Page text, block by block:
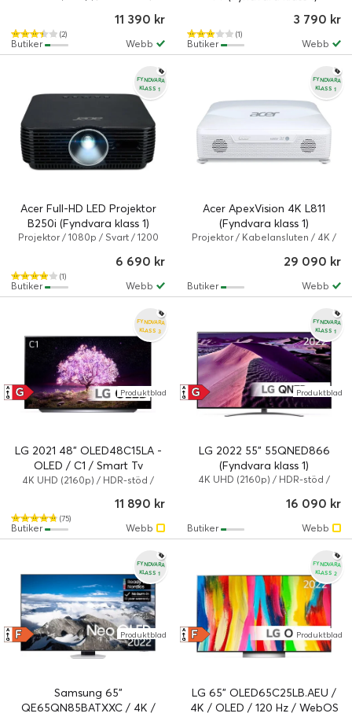
(2)
11 390 kr
Webb
Butiker
(1)
3 790 kr
Webb
Butiker
FYNDVARA
KLASS 1
Acer Full-HD LED Projektor
B250i (Fyndvara klass 1)
Projektor / 1080p / Svart / 1200
(1)
6 690 kr
Webb
Butiker
FYNDVARA
KLASS 1
Acer ApexVision 4K L811
(Fyndvara klass 1)
Projektor / Kabelansluten / 4K /
29 090 kr
Webb
Butiker
FYNDVARA
KLASS 3
LG 2021 48" OLED48C15LA -
OLED / C1 / Smart Tv
(Fyndvara klass 3)
4K UHD (2160p) / HDR-stöd /
G
A
↑
G Produktblad
(75)
11 890 kr
Webb
Butiker
FYNDVARA
KLASS 1
LG 2022 55" 55QNED866
(Fyndvara klass 1)
4K UHD (2160p) / HDR-stöd /
G
A
↑
G Produktblad
16 090 kr
Webb
Butiker
FYNDVARA
KLASS 1
Samsung 65"
QE65QN85BATXXC / 4K /
F
A
↑
G Produktblad
FYNDVARA
KLASS 2
LG 65" OLED65C25LB.AEU /
4K / OLED / 120 Hz / WebOS
F
A
↑
G Produktblad